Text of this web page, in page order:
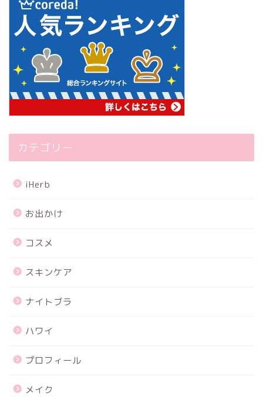
カテゴリー
iHerb
お出かけ
コスメ
スキンケア
ナイトブラ
ハワイ
プロフィール
メイク